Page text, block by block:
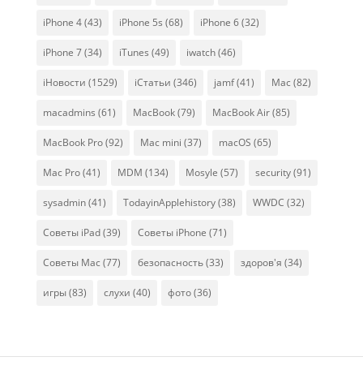
iPhone 4(43) iPhone 5s (68) iPhone 6(32)
iPhone 7(34) iTunes (49) iwatch(46)
iНовости (1529) iСтатьи (346) jamf(41) Mac (82)
macadmins (61) MacBook(79) MacBook Air(85)
MacBook Pro(92) Mac mini (37) macOS (65)
Mac Pro(41) MDM (134) Mosyle (57) security(91)
sysadmin(41) TodayinApplehistory(38) WWDC (32)
Советы iPad(39) Советы iPhone (71)
Советы Mac (77) безопасность(33) здоров'я (34)
игры(83) слухи (40) фото(36)